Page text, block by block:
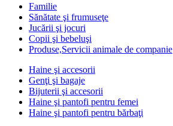
Familie
Sănătate şi frumuseţe
Jucării şi jocuri
Copii şi bebeluşi
Produse,Servicii animale de companie
Haine şi accesorii
Genţi şi bagaje
Bijuterii şi accesorii
Haine şi pantofi pentru femei
Haine şi pantofi pentru bărbaţi